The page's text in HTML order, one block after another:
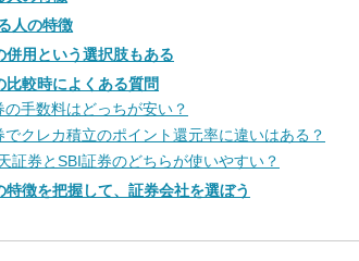
人の特徴
用という選択肢もある
較時によくある質問
手数料はどっちが安い？
クレカ積立のポイント還元率に違いはある？
証券とSBI証券のどちらが使いやすい？
徴を把握して、証券会社を選ぼう